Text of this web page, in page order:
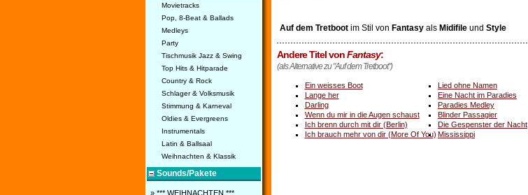
Movietracks
Pop, 8-Beat & Ballads
Medleys
Party
Tischmusik Jazz & Swing
Top Hits & Hitparade
Country & Rock
Schlager & Volksmusik
Stimmung & Karneval
Oldies & Evergreens
Instrumentals
Latin & Ballsaal
Weihnachten & Klassik
Sounds/Pakete
» *** WEIHNACHTEN ***
Auf dem Tretbootim Stil von Fantasyals Midifileund Style
Andere Titel vonFantasy:
(als Alternative zu "Auf dem Tretboot")
Ein weisses Boot Lied ohne Namen
Lange her
Eine Nacht im Paradies
Darling
Paradies Medley
Wenn du mir in die Augen schaust
Blinder Passagier
Ich brenn durch mit dir (Berlin)
Die Gespenster der Nacht
Ich brauch mehr von dir (More Of You) Mississippi